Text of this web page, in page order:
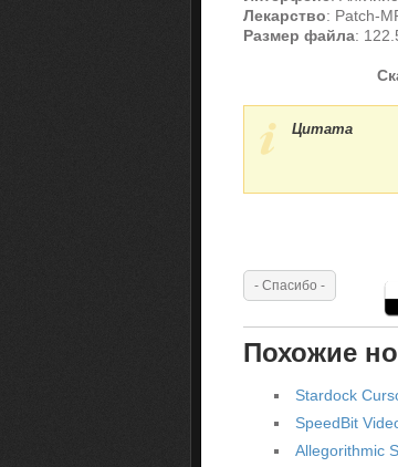
Лекарство: Patch-
Размер файла:
Цитата
Похожие
Stardock
SpeedBit
Allegorithmic